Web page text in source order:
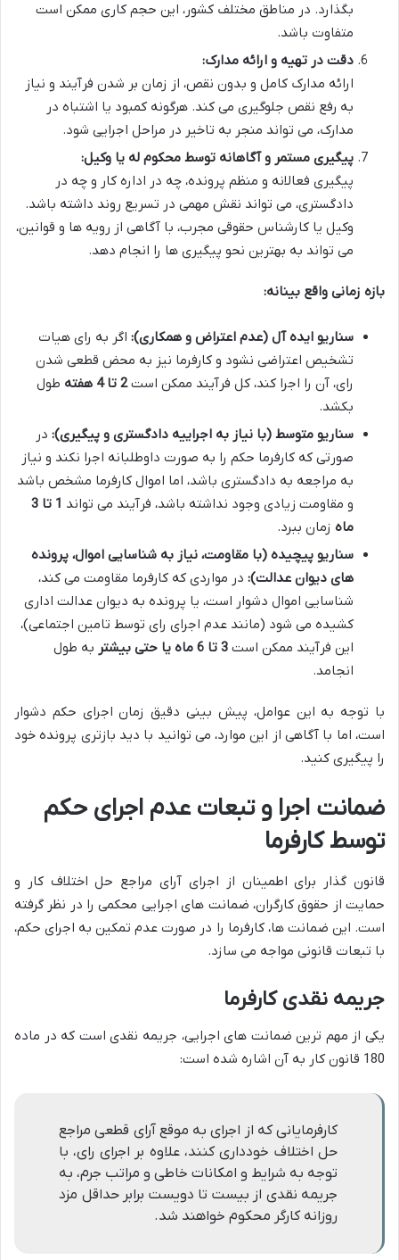
بگذارد. در مناطق مختلف کشور، این حجم کاری ممکن است
متفاوت باشد.
دقت در تهیه و ارائه مدارک:
ارائه مدارک کامل و بدون نقص، از زمان بر شدن فرآیند و نیاز
به رفع نقص جلوگیری می کند. هرگونه کمبود یا اشتباه در
مدارک، می تواند منجر به تاخیر در مراحل اجرایی شود.
پیگیری مستمر و آگاهانه توسط محکوم له یا وکیل:
پیگیری فعالانه و منظم پرونده، چه در اداره کار و چه در
دادگستری، می تواند نقش مهمی در تسریع روند داشته باشد.
وکیل یا کارشناس حقوقی مجرب، با آگاهی از رویه ها و قوانین،
می تواند به بهترین نحو پیگیری ها را انجام دهد.
بازه زمانی واقع بینانه:
سناریو ایده آل (عدم اعتراض و همکاری): اگر به رای هیات
تشخیص اعتراضی نشود و کارفرما نیز به محض قطعی شدن
رای، آن را اجرا کند، کل فرآیند ممکن است2 تا 4 هفته
طول
بکشد.
سناریو متوسط (با نیاز به اجراییه دادگستری و پیگیری): در
صورتی که کارفرما حکم را به صورت داوطلبانه اجرا نکند و نیاز
به مراجعه به دادگستری باشد، اما اموال کارفرما مشخص باشد
و مقاومت زیادی وجود نداشته باشد، فرآیند می تواند
1 تا 3
ماه زمان ببرد.
سناریو پیچیده (با مقاومت، نیاز به شناسایی اموال، پرونده
های دیوان عدالت): در مواردی که کارفرما مقاومت می کند،
شناسایی اموال دشوار است، یا پرونده به دیوان عدالت اداری
کشیده می شود (مانند عدم اجرای رای توسط تامین اجتماعی)،
این فرآیند ممکن است 3 تا 6 ماه یا حتی بیشتر
به طول
انجامد.
با توجه به این عوامل، پیش بینی دقیق زمان اجرای حکم دشوار
است، اما با آگاهی از این موارد، می توانید با دید بازتری پرونده خود
را پیگیری کنید.
ضمانت اجرا و تبعات عدم اجرای حکم
توسط کارفرما
قانون گذار برای اطمینان از اجرای آرای مراجع حل اختلاف کار و
حمایت از حقوق کارگران، ضمانت های اجرایی محکمی را در نظر گرفته
است. این ضمانت ها، کارفرما را در صورت عدم تمکین به اجرای حکم،
با تبعات قانونی مواجه می سازد.
جریمه نقدی کارفرما
یکی از مهم ترین ضمانت های اجرایی، جریمه نقدی است که در ماده
180 قانون کار به آن اشاره شده است:
کارفرمایانی که از اجرای به موقع آرای قطعی مراجع
حل اختلاف خودداری کنند، علاوه بر اجرای رای، با
توجه به شرایط و امکانات خاطی و مراتب جرم، به
جریمه نقدی از بیست تا دویست برابر حداقل مزد
روزانه کارگر محکوم خواهند شد.